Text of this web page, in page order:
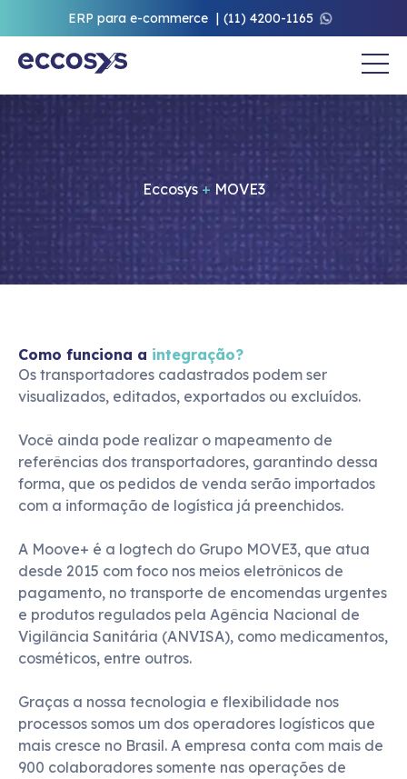
ERP para e-commerce (11) 4200-1165
Eccosys + MOVE3
Como funciona a integração?
Os transportadores cadastrados podem ser
visualizados, editados, exportados ou excluídos.
Você ainda pode realizar o mapeamento de
referências dos transportadores, garantindo dessa
forma, que os pedidos de venda serão importados
com a informação de logística já preenchidos.
A Moove+ é a logtech do Grupo MOVE3, que atua
desde 2015 com foco nos meios eletrônicos de
pagamento, no transporte de encomendas urgentes
e produtos regulados pela Agência Nacional de
Vigilância Sanitária (ANVISA), como medicamentos,
cosméticos, entre outros.
Graças a nossa tecnologia e flexibilidade nos
processos somos um dos operadores logísticos que
mais cresce no Brasil. A empresa conta com mais de
900 colaboradores somente nas operações de